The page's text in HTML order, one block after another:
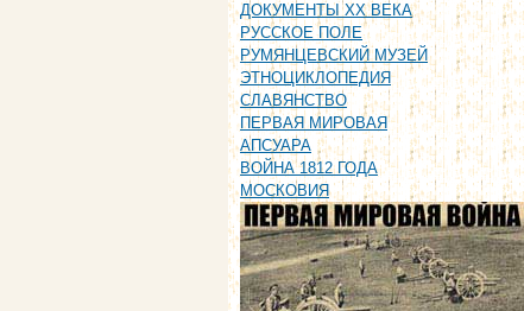
ДОКУМЕНТЫ XX ВЕКА
РУССКОЕ ПОЛЕ
РУМЯНЦЕВСКИЙ МУЗЕЙ
ЭТНОЦИКЛОПЕДИЯ
СЛАВЯНСТВО
ПЕРВАЯ МИРОВАЯ
АПСУАРА
ВОЙНА 1812 ГОДА
МОСКОВИЯ